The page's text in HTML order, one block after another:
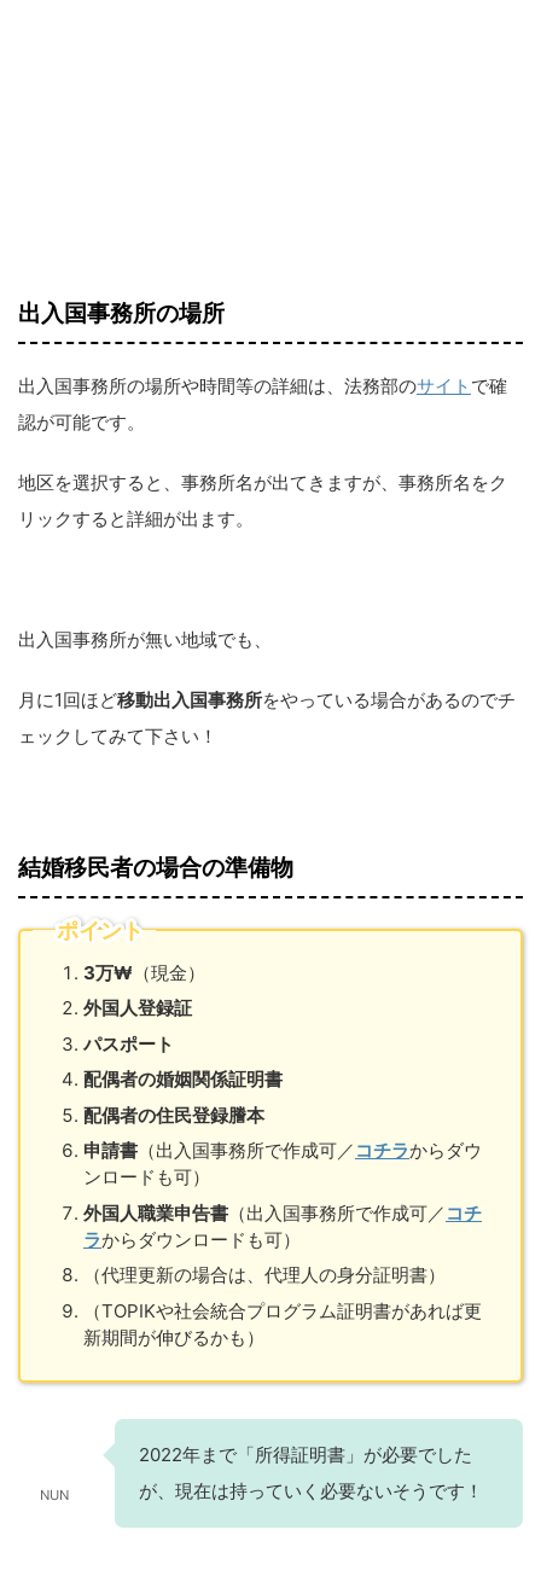
出入国事務所の場所
出入国事務所の場所や時間等の詳細は、法務部のサイト で確
認が可能です。
地区を選択すると、事務所名が出てきますが、事務所名をク
リックすると詳細が出ます。
出入国事務所が無い地域でも、
月に1回ほど移動出入国事務所をやっている場合があるのでチ
ェックしてみて下さい！
結婚移民者の場合の準備物
ポイント
3万₩ （現金）
外国人登録証
パスポート
配偶者の婚姻関係証明書
配偶者の住民登録謄本
申請書 （出入国事務所で作成可／ コチラからダウ
ンロードも可）
外国人職業申告書 （出入国事務所で作成可／ コチ
ラからダウンロードも可）
（代理更新の場合は、代理人の身分証明書）
（TOPIKや社会統合プログラム証明書があれば更
新期間が伸びるかも）
NUN
2022年まで「所得証明書」が必要でした
が、現在は持っていく必要ないそうです！